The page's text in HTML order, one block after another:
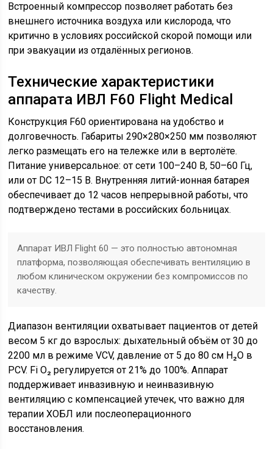
Встроенный компрессор позволяет работать без
внешнего источника воздуха или кислорода, что
критично в условиях российской скорой помощи или
при эвакуации из отдалённых регионов.
Технические характеристики
аппарата ИВЛ F60 Flight Medical
Конструкция F60 ориентирована на удобство и
долговечность. Габариты 290×280×250 мм позволяют
легко размещать его на тележке или в вертолёте.
Питание универсальное: от сети 100–240 В, 50–60 Гц,
или от DC 12–15 В. Внутренняя литий-ионная батарея
обеспечивает до 12 часов непрерывной работы, что
подтверждено тестами в российских больницах.
Аппарат ИВЛ Flight 60 — это полностью автономная
платформа, позволяющая обеспечивать вентиляцию в
любом клиническом окружении без компромиссов по
качеству.
Диапазон вентиляции охватывает пациентов от детей
весом 5 кг до взрослых: дыхательный объём от 30 до
2200 мл в режиме VCV, давление от 5 до 80 см H₂O в
PCV. Fi O₂ регулируется от 21% до 100%. Аппарат
поддерживает инвазивную и неинвазивную
вентиляцию с компенсацией утечек, что важно для
терапии ХОБЛ или послеоперационного
восстановления.